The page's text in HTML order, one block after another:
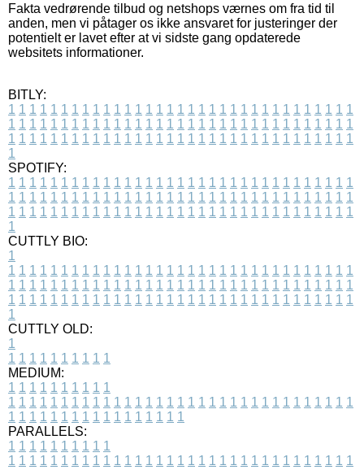
Fakta vedrørende tilbud og netshops værnes om fra tid til
anden, men vi påtager os ikke ansvaret for justeringer der
potentielt er lavet efter at vi sidste gang opdaterede
websitets informationer.
BITLY:
1 1 1 1 1 1 1 1 1 1 1 1 1 1 1 1 1 1 1 1 1 1 1 1 1 1 1 1 1 1 1 1 1
1 1 1 1 1 1 1 1 1 1 1 1 1 1 1 1 1 1 1 1 1 1 1 1 1 1 1 1 1 1 1 1 1
1 1 1 1 1 1 1 1 1 1 1 1 1 1 1 1 1 1 1 1 1 1 1 1 1 1 1 1 1 1 1 1 1
1
SPOTIFY:
1 1 1 1 1 1 1 1 1 1 1 1 1 1 1 1 1 1 1 1 1 1 1 1 1 1 1 1 1 1 1 1 1
1 1 1 1 1 1 1 1 1 1 1 1 1 1 1 1 1 1 1 1 1 1 1 1 1 1 1 1 1 1 1 1 1
1 1 1 1 1 1 1 1 1 1 1 1 1 1 1 1 1 1 1 1 1 1 1 1 1 1 1 1 1 1 1 1 1
1
CUTTLY BIO:
1
1 1 1 1 1 1 1 1 1 1 1 1 1 1 1 1 1 1 1 1 1 1 1 1 1 1 1 1 1 1 1 1 1
1 1 1 1 1 1 1 1 1 1 1 1 1 1 1 1 1 1 1 1 1 1 1 1 1 1 1 1 1 1 1 1 1
1 1 1 1 1 1 1 1 1 1 1 1 1 1 1 1 1 1 1 1 1 1 1 1 1 1 1 1 1 1 1 1 1
1
CUTTLY OLD:
1
1 1 1 1 1 1 1 1 1 1
MEDIUM:
1 1 1 1 1 1 1 1 1 1
1 1 1 1 1 1 1 1 1 1 1 1 1 1 1 1 1 1 1 1 1 1 1 1 1 1 1 1 1 1 1 1 1
1 1 1 1 1 1 1 1 1 1 1 1 1 1 1 1 1
PARALLELS:
1 1 1 1 1 1 1 1 1 1
1 1 1 1 1 1 1 1 1 1 1 1 1 1 1 1 1 1 1 1 1 1 1 1 1 1 1 1 1 1 1 1 1